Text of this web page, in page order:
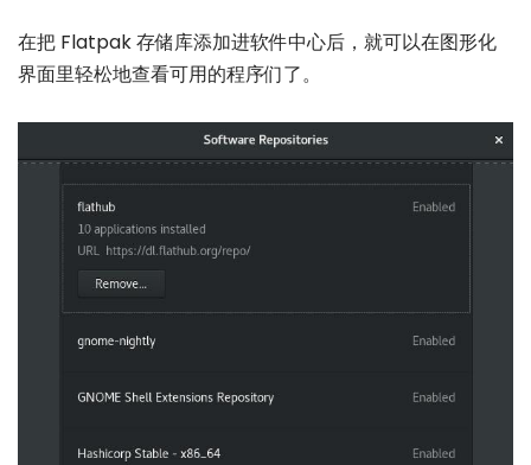
在把 Flatpak 存储库添加进软件中心后，就可以在图形化
界面里轻松地查看可用的程序们了。